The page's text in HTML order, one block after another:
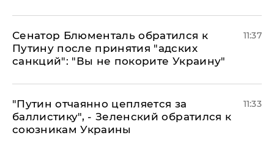
Сенатор Блюменталь обратился к
Путину после принятия "адских
санкций": "Вы не покорите Украину"
11:37
"Путин отчаянно цепляется за
баллистику", - Зеленский обратился к
союзникам Украины
11:33